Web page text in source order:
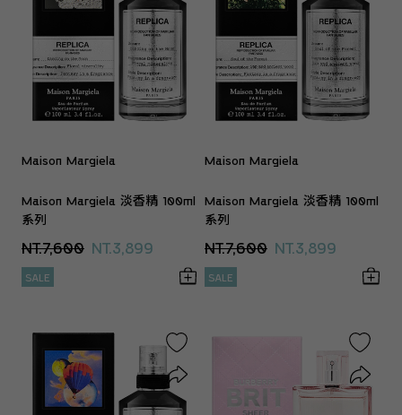
Maison Margiela
Maison Margiela 淡香精 100ml
系列
NT.7,600 NT.3,899
SALE
Maison Margiela
Maison Margiela 淡香精 100ml
系列
NT.7,600 NT.3,899
SALE